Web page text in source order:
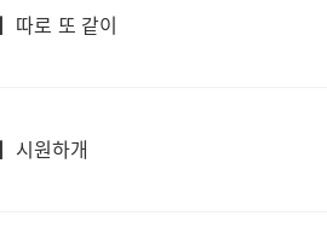
따로 또 같이
시원하개